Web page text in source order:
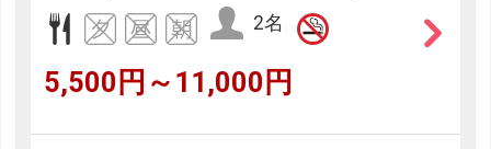
2名
5,500円～11,000円